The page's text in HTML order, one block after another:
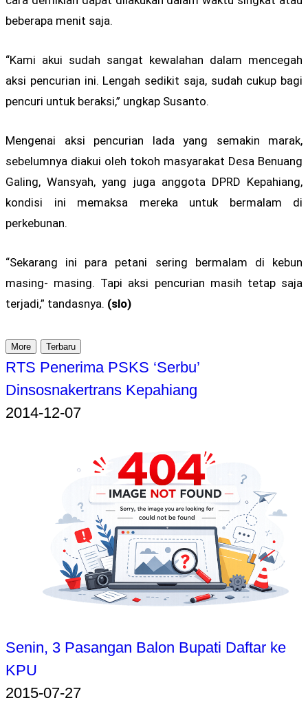
beberapa menit saja.
“Kami akui sudah sangat kewalahan dalam mencegah
aksi pencurian ini. Lengah sedikit saja, sudah cukup bagi
pencuri untuk beraksi,” ungkap Susanto.
Mengenai aksi pencurian lada yang semakin marak,
sebelumnya diakui oleh tokoh masyarakat Desa Benuang
Galing, Wansyah, yang juga anggota DPRD Kepahiang,
kondisi ini memaksa mereka untuk bermalam di
perkebunan.
“Sekarang ini para petani sering bermalam di kebun
masing- masing. Tapi aksi pencurian masih tetap saja
terjadi,” tandasnya. (slo)
More Terbaru
RTS Penerima PSKS ‘Serbu’
Dinsosnakertrans Kepahiang
2014-12-07
Senin, 3 Pasangan Balon Bupati Daftar ke
KPU
2015-07-27